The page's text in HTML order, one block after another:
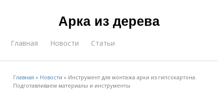
Арка из дерева
Главная Новости Статьи
Главная » Новости » Инструмент для монтажа арки из гипсокартона.
Подготавливаем материалы и инструменты